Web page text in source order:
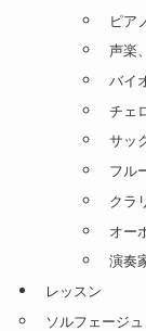
ピア
声楽
バイ
チェ
サッ
フル
クラ
オー
演奏
レッスン
ソルフェージュ